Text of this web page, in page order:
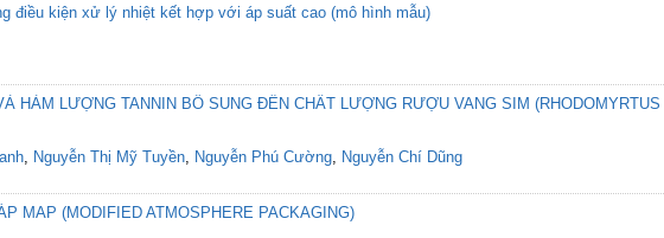
điều kiện xử lý nhiệt kết hợp với áp suất cao (mô hình mẫu)
HÀM LƯỢNG TANNIN BỔ SUNG ĐẾN CHẤT LƯỢNG RƯỢU VANG SIM (RHODOMYRTUS
, Nguyễn Thị Mỹ Tuyền, Nguyễn Phú Cường, Nguyễn Chí Dũng
MAP (MODIFIED ATMOSPHERE PACKAGING)